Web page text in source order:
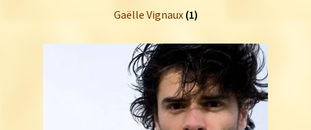
Gaëlle Vignaux (1)